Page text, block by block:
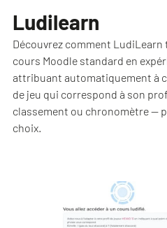
Ludilearn
Découvrez comment
cours Moodle standard en
attribuant automatiquement à
de jeu qui correspond à son
classement ou chronomètre —
choix.